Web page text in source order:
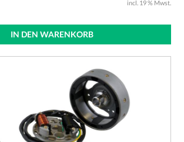
incl. 19 % Mwst.
IN DEN WARENKORB